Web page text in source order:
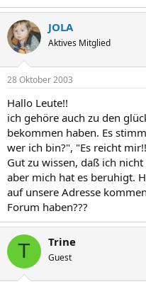
JOLA
Aktives Mitglied
28 Oktober 2003
Hallo Leute!!
ich gehöre auch zu den
bekommen haben. Es
wer ich bin?", "Es reicht
Gut zu wissen, daß ich
aber mich hat es beruhigt.
auf unsere Adresse
Forum haben???
T Trine
Guest